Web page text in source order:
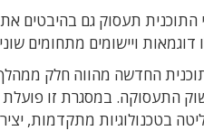
דוגמאות ויישומים מתחומים
החדשה מהווה חלק
התעסוקה. במסגרת זו פועלת
בטכנולוגיות מתקדמות,